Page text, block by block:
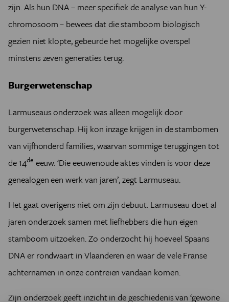
zijn. Als hun DNA – meer specifiek de analyse van hun Y-
chromosoom – bewees dat die stamboom biologisch
gezien niet klopte, gebeurde het mogelijke overspel
minstens zeven generaties terug.
Burgerwetenschap
Larmuseaus onderzoek was alleen mogelijk door
burgerwetenschap. Hij kon inzage krijgen in de stambomen
van vijfhonderd families, waarvan sommige teruggingen tot
de 14de eeuw. ‘Die eeuwenoude aktesvinden is voor deze
genealogen een werk van jaren’, zegt Larmuseau.
Het gaat overigens niet om zijn debuut. Larmuseau doet al
jaren onderzoek samen met liefhebbers die hun eigen
stamboom uitzoeken. Zo onderzocht hij hoeveel Spaans
DNA er rondwaart in Vlaanderen en waar de vele Franse
achternamen in onze contreien vandaan komen.
Zijn onderzoek geeft inzicht in de geschiedenis van ‘gewone